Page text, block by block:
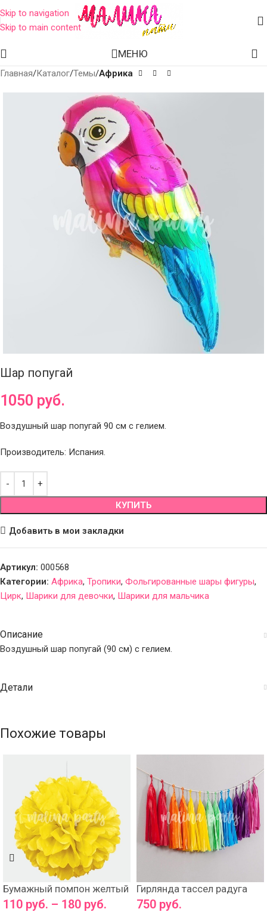
Skip to navigation
Skip to main content
МЕНЮ
Главная Каталог Темы Африка
Шар попугай
1050 руб.
Воздушный шар попугай 90 см с гелием.
Производитель: Испания.
КУПИТЬ
Добавить в мои закладки
Артикул: 000568
Категории: Африка, Тропики, Фольгированные шары фигуры,
Цирк, Шарики для девочки, Шарики для мальчика
Описание
Воздушный шар попугай (90 см) с гелием.
Детали
Похожие товары
Бумажный помпон желтый
110 руб. – 180 руб.
Гирлянда тассел радуга
750 руб.